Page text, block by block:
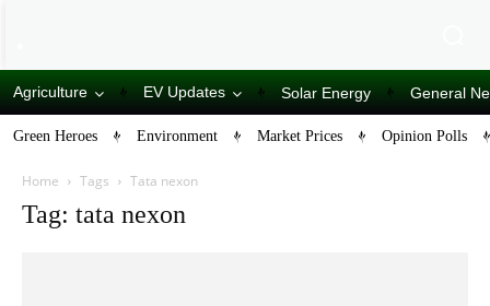
Agriculture EV Updates Solar Energy General
Green Heroes Environment Market Prices Opinion Polls
Home Tags Tata nexon
Tag: tata nexon